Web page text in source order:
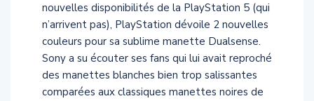
nouvelles disponibilités de la PlayStation 5 (qui
n’arrivent pas), PlayStation dévoile 2 nouvelles
couleurs pour sa sublime manette Dualsense.
Sony a su écouter ses fans qui lui avait reproché
des manettes blanches bien trop salissantes
comparées aux classiques manettes noires de